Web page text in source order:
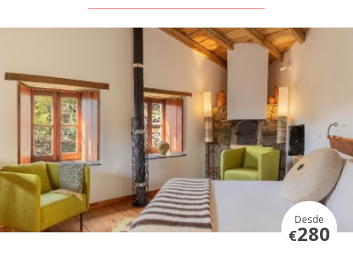
Desde
€280